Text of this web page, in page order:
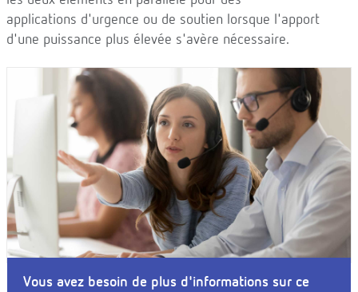
applications d'urgence ou de soutien lorsque l'apport
d'une puissance plus élevée s'avère nécessaire.
Vous avez besoin de plus d'informations sur ce